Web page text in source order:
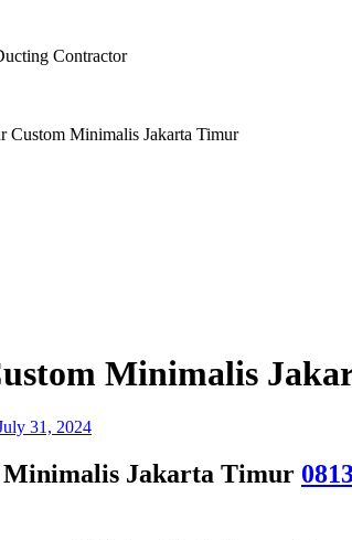
Contractor
Custom Minimalis Jakarta Timur
Minimalis
31, 2024
Jakarta Timur